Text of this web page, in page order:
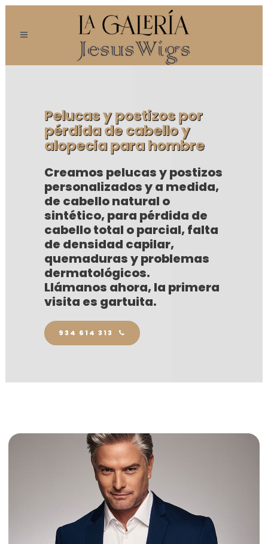
Pelucas y postizos por
pérdida de cabello y
alopecia para hombre
Creamos pelucas y postizos
personalizados y a medida,
de cabello natural o
sintético, para pérdida de
cabello total o parcial, falta
de densidad capilar,
quemaduras y problemas
dermatológicos.
Llámanos ahora, la primera
visita es gartuita.
934 614 313